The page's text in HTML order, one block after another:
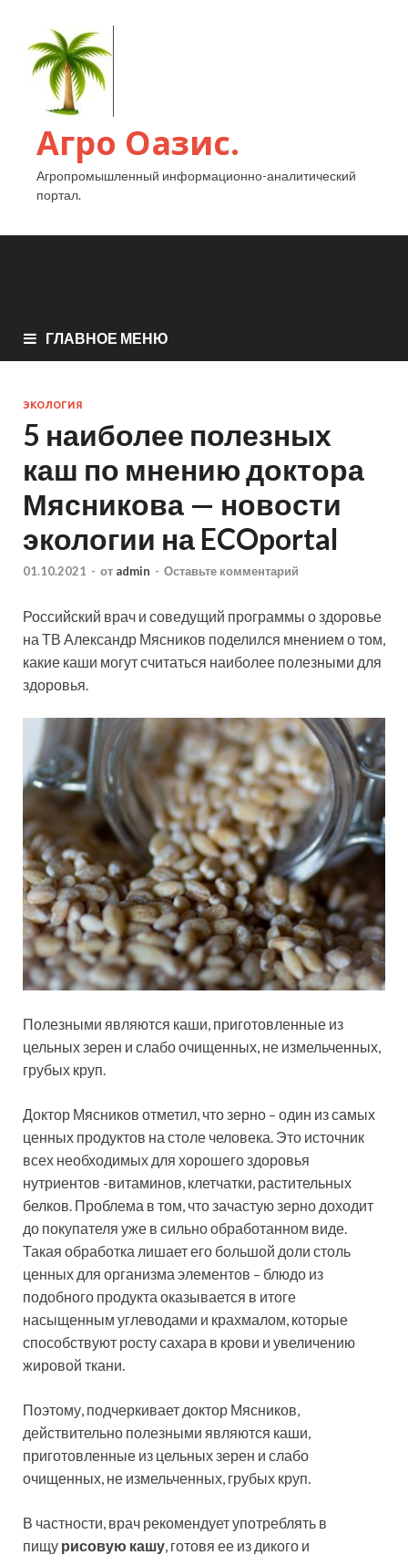
Агро Оазис.
Агропромышленный информационно-аналитический
портал.
ГЛАВНОЕ МЕНЮ
ЭКОЛОГИЯ
5 наиболее полезных
каш по мнению доктора
Мясникова — новости
экологии на ECOportal
01.10.2021 - от admin - Оставьте комментарий
Российский врач и соведущий программы о здоровье
на ТВ Александр Мясников поделился мнением о том,
какие каши могут считаться наиболее полезными для
здоровья.
Полезными являются каши, приготовленные из
цельных зерен и слабо очищенных, не измельченных,
грубых круп.
Доктор Мясников отметил, что зерно – один из самых
ценных продуктов на столе человека. Это источник
всех необходимых для хорошего здоровья
нутриентов -витаминов, клетчатки, растительных
белков. Проблема в том, что зачастую зерно доходит
до покупателя уже в сильно обработанном виде.
Такая обработка лишает его большой доли столь
ценных для организма элементов – блюдо из
подобного продукта оказывается в итоге
насыщенным углеводами и крахмалом, которые
способствуют росту сахара в крови и увеличению
жировой ткани.
Поэтому, подчеркивает доктор Мясников,
действительно полезными являются каши,
приготовленные из цельных зерен и слабо
очищенных, не измельченных, грубых круп.
В частности, врач рекомендует употреблять в
пищу рисовую кашу , готовя ее из дикого и